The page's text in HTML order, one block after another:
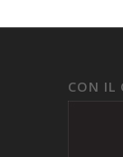
CON IL